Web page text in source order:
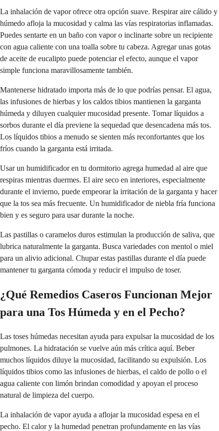
La inhalación de vapor ofrece otra opción suave. Respirar aire cálido y
húmedo afloja la mucosidad y calma las vías respiratorias inflamadas.
Puedes sentarte en un baño con vapor o inclinarte sobre un recipiente
con agua caliente con una toalla sobre tu cabeza. Agregar unas gotas
de aceite de eucalipto puede potenciar el efecto, aunque el vapor
simple funciona maravillosamente también.
Mantenerse hidratado importa más de lo que podrías pensar. El agua,
las infusiones de hierbas y los caldos tibios mantienen la garganta
húmeda y diluyen cualquier mucosidad presente. Tomar líquidos a
sorbos durante el día previene la sequedad que desencadena más tos.
Los líquidos tibios a menudo se sienten más reconfortantes que los
fríos cuando la garganta está irritada.
Usar un humidificador en tu dormitorio agrega humedad al aire que
respiras mientras duermes. El aire seco en interiores, especialmente
durante el invierno, puede empeorar la irritación de la garganta y hacer
que la tos sea más frecuente. Un humidificador de niebla fría funciona
bien y es seguro para usar durante la noche.
Las pastillas o caramelos duros estimulan la producción de saliva, que
lubrica naturalmente la garganta. Busca variedades con mentol o miel
para un alivio adicional. Chupar estas pastillas durante el día puede
mantener tu garganta cómoda y reducir el impulso de toser.
¿Qué Remedios Caseros Funcionan Mejor
para una Tos Húmeda y en el Pecho?
Las toses húmedas necesitan ayuda para expulsar la mucosidad de los
pulmones. La hidratación se vuelve aún más crítica aquí. Beber
muchos líquidos diluye la mucosidad, facilitando su expulsión. Los
líquidos tibios como las infusiones de hierbas, el caldo de pollo o el
agua caliente con limón brindan comodidad y apoyan el proceso
natural de limpieza del cuerpo.
La inhalación de vapor ayuda a aflojar la mucosidad espesa en el
pecho. El calor y la humedad penetran profundamente en las vías